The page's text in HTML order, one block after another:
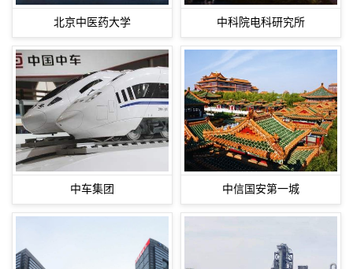
北京中医药大学 中科院电科研究所
中车集团 中信国安第一城